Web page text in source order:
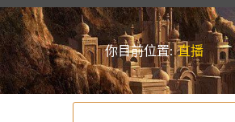
你目前位置:直播